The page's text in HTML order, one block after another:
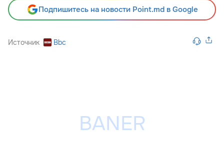
Подпишитесь на новости Point.md в Google
Источник Bbc